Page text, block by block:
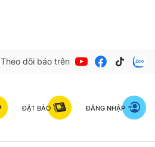
Theo dõi báo trên
ĐẶT BÁO ĐĂNG NHẬP